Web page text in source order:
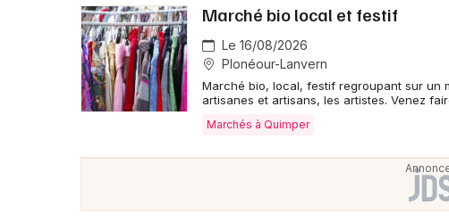
Marché bio local et festif
Le 16/08/2026
Plonéour-Lanvern
Marché bio, local, festif regroupant sur un
artisanes et artisans, les artistes. Venez
Marchés à Quimper